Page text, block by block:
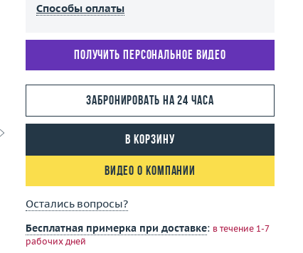
Способы оплаты
Получить персональное видео
Забронировать на 24 часа
В корзину
Видео о компании
Остались вопросы?
Бесплатная примерка при доставке: в течение 1-7
рабочих дней